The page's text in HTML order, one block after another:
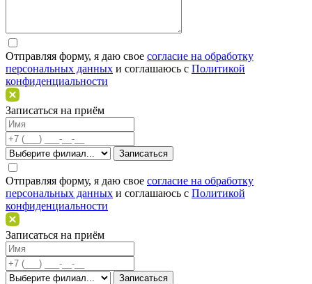
Отправляя форму, я даю свое согласие на обработку
персональных данных и соглашаюсь c Политикой
конфиденциальности
Записаться на приём
Отправляя форму, я даю свое согласие на обработку
персональных данных и соглашаюсь c Политикой
конфиденциальности
Записаться на приём